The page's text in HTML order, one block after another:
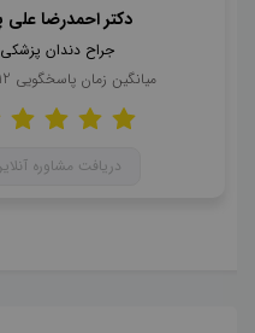
دکتر احمدرضا علی
جراح دندان پزشکی
میانگین زمان پاسخگویی 12
دریافت مشاوره